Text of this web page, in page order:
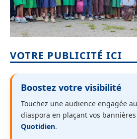
VOTRE PUBLICITÉ ICI
Boostez votre visibilité
Touchez une audience engagée
diaspora en plaçant vos
Quotidien.